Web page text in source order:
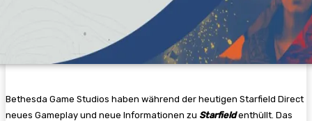
Bethesda Game Studios haben während der heutigen Starfield Direct
neues Gameplay und neue Informationen zu Starfield enthüllt. Das